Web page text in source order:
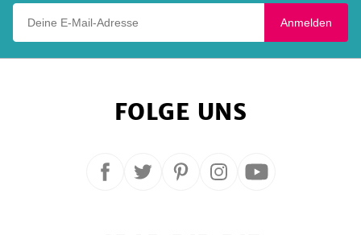
Anmelden
FOLGE UNS
Folge Folge
Folge Folge Folge